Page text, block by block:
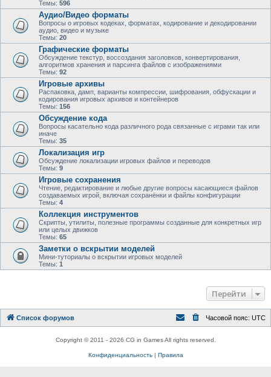
Темы: 596
Аудио/Видео форматы
Вопросы о игровых кодеках, форматах, кодирование и декодировании
аудио, видео и музыке
Темы: 20
Графические форматы
Обсуждение текстур, воссоздания заголовков, конвертирования,
алгоритмов хранения и парсинга файлов с изображениями
Темы: 92
Игровые архивы
Распаковка, дамп, варианты компрессии, шифрования, обфускации и
кодирования игровых архивов и контейнеров
Темы: 156
Обсуждение кода
Вопросы касательно кода различного рода связанные с играми так или
иначе
Темы: 35
Локализация игр
Обсуждение локализации игровых файлов и переводов
Темы: 9
Игровые сохранения
Чтение, редактирование и любые другие вопросы касающиеся файлов
создаваемых игрой, включая сохранёнки и файлы конфигурации
Темы: 4
Коллекция инструментов
Скрипты, утилиты, полезные программы созданные для конкретных игр
или целых движков
Темы: 65
Заметки о вскрытии моделей
Мини-туториалы о вскрытии игровых моделей
Темы: 1
Перейти
Список форумов Часовой пояс: UTC
Copyright © 2011 - 2026 CG in Games All rights reserved.
Конфиденциальность| Правила